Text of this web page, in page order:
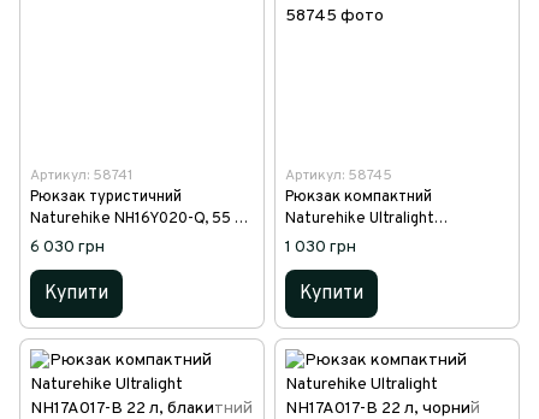
Артикул: 58741
Рюкзак туристичний
Naturehike NH16Y020-Q, 55 л,
зелений
6 030 грн
Купити
Артикул: 58745
Рюкзак компактний
Naturehike Ultralight
NH17A017-B 22 л, сірий
1 030 грн
Купити